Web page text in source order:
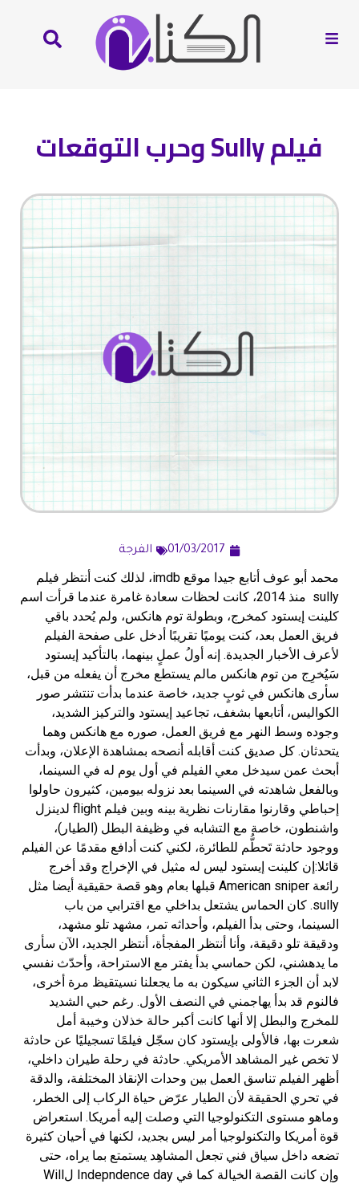
فيلم Sully وحرب التوقعات
01/03/2017 الفرجة
محمد أبو عوف أتابع جيدا موقع imdb، لذلك كنت أنتظر فيلم
sully منذ 2014، كانت لحظات سعادة غامرة عندما قرأت اسم
كلينت إيستود كمخرج، وبطولة توم هانكس، ولم يُحدد باقي
فريق العمل بعد، كنت يوميًا تقريبًا أدخل على صفحة الفيلم
لأعرف الأخبار الجديدة. إنه أولُ عملٍ بينهما، بالتأكيد إيستود
سَيُخرِج من توم هانكس مالم يستطع مخرج أن يفعله من قبل،
سأرى هانكس في ثوبٍ جديد، خاصة عندما بدأت تنتشر صور
الكواليس، أتابعها بشغف، تجاعيد إيستود والتركيز الشديد،
وجوده وسط النهر مع فريق العمل، صوره مع هانكس وهما
يتحدثان. كل صديق كنت أقابله أنصحه بمشاهدة الإعلان، وبدأت
أبحث عمن سيدخل معي الفيلم في أول يوم له في السينما،
وبالفعل شاهدته في السينما بعد نزوله بيومين، كثيرون حاولوا
إحباطي وقارنوا مقارنات نظرية بينه وبين فيلم flight لدينزل
واشنطون، خاصة مع التشابه في وظيفة البطل (الطيار)،
ووجود حادثة تَحطُّم للطائرة، لكني كنت أدافع مقدمًا عن الفيلم
قائلا:إن كلينت إيستود ليس له مثيل في الإخراج وقد أخرج
رائعة American sniper قبلها بعام وهو قصة حقيقية أيضا مثل
sully. كان الحماس يشتعل بداخلي مع اقترابي من باب
السينما، وحتى بدأ الفيلم، وأحداثه تمر، مشهد تلو مشهد،
ودقيقة تلو دقيقة، وأنا أنتظر المفجأة، أنتظر الجديد، الآن سأرى
ما يدهشني، لكن حماسي بدأ يفتر مع الاستراحة، وأحدّث نفسي
لابد أن الجزء الثاني سيكون به ما يجعلنا نسيتقيظ مرة أخرى،
فالنوم قد بدأ يهاجمني في النصف الأول. رغم حبي الشديد
للمخرج والبطل إلا أنها كانت أكبر حالة خذلان وخيبة أمل
شعرت بها، فالأولى بإيستود كان سجّل فيلمًا تسجيليًا عن حادثة
لا تخص غير المشاهد الأمريكي. حادثة في رحلة طيران داخلي،
أظهر الفيلم تناسق العمل بين وحدات الإنقاذ المختلفة، والدقة
في تحري الحقيقة لأن الطيار عرّض حياة الركاب إلى الخطر،
وماهو مستوى التكنولوجيا التي وصلت إليه أمريكا. استعراض
قوة أمريكا والتكنولوجيا أمر ليس بجديد، لكنها في أحيان كثيرة
تضعه داخل سياق فني تجعل المشاهِد يستمتع بما يراه، حتى
وإن كانت القصة الخيالة كما في Indepndence day لWill